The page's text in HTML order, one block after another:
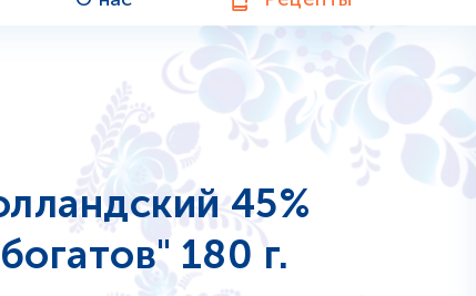
45%
180 г.